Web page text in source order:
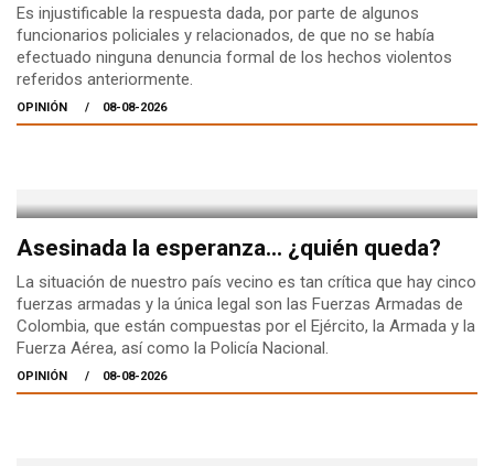
Es injustificable la respuesta dada, por parte de algunos
funcionarios policiales y relacionados, de que no se había
efectuado ninguna denuncia formal de los hechos violentos
referidos anteriormente.
OPINIÓN 08-08-2026
Asesinada la esperanza... ¿quién queda?
La situación de nuestro país vecino es tan crítica que hay cinco
fuerzas armadas y la única legal son las Fuerzas Armadas de
Colombia, que están compuestas por el Ejército, la Armada y la
Fuerza Aérea, así como la Policía Nacional.
OPINIÓN 08-08-2026